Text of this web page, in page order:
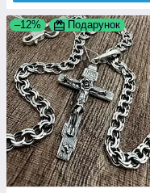
–12% Подарунок